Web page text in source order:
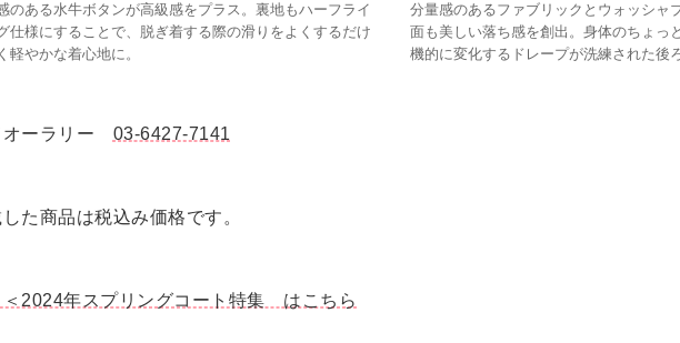
のある水牛ボタンが高級感をプラス。裏地もハーフライ
仕様にすることで、脱ぎ着する際の滑りをよくするだけ
軽やかな着心地に。
分量感のあるファブリックとウォッシャ
面も美しい落ち感を創出。身体のちょっ
機的に変化するドレープが洗練された後
オーラリー 03-6427-7141
た商品は税込み価格です。
＜2024年スプリングコート特集 はこちら